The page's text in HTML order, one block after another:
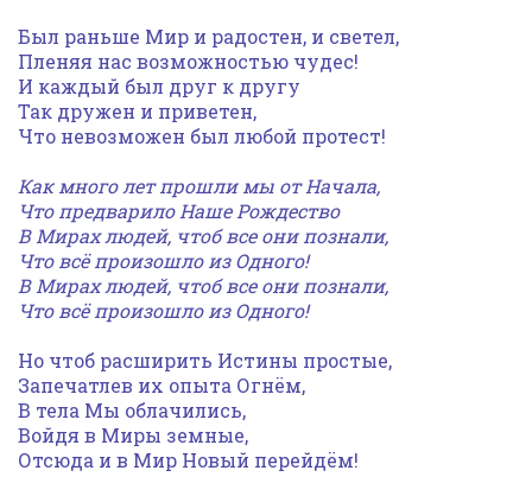
Был раньше Мир и радостен, и светел,
Пленяя нас возможностью чудес!
И каждый был друг к другу
Так дружен и приветен,
Что невозможен был любой протест!
Как много лет прошли мы от Начала,
Что предварило Наше Рождество
В Мирах людей, чтоб все они познали,
Что всё произошло из Одного!
В Мирах людей, чтоб все они познали,
Что всё произошло из Одного!
Но чтоб расширить Истины простые,
Запечатлев их опыта Огнём,
В тела Мы облачились,
Войдя в Миры земные,
Отсюда и в Мир Новый перейдём!